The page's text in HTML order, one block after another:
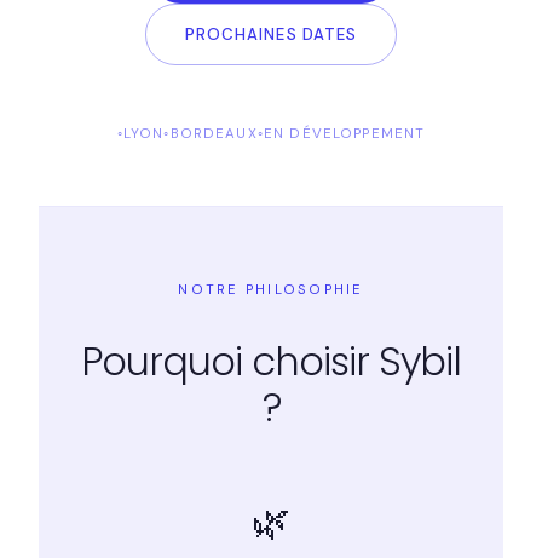
PROCHAINES DATES
LYON BORDEAUX EN DÉVELOPPEMENT
NOTRE PHILOSOPHIE
Pourquoi choisir Sybil
?
🌿